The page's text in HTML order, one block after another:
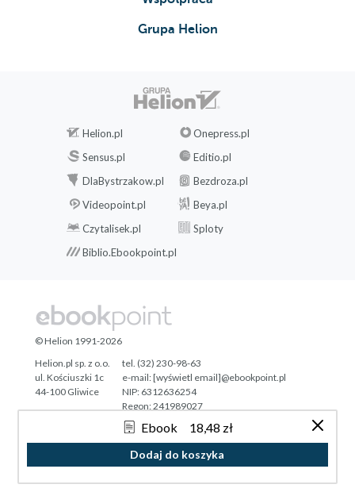
Ebook 18,48 zł
Dodaj do koszyka
Grupa Helion
Helion.pl
Onepress.pl
Sensus.pl
Editio.pl
DlaBystrzakow.pl
Bezdroza.pl
Videopoint.pl
Beya.pl
Czytalisek.pl
Sploty
Biblio.Ebookpoint.pl
Tonik.pl
© Helion 1991-2026
Helion.pl sp. z o.o.
ul. Kościuszki 1c
44-100 Gliwice
tel. (32) 230-98-63
e-mail:[wyświetl email]@ebookpoint.pl
NIP: 6312636254
Regon: 241989027